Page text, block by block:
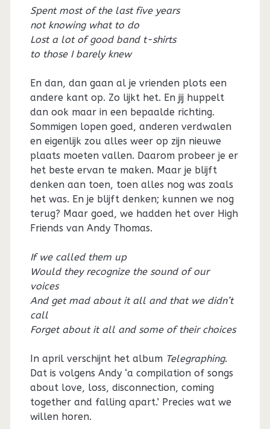
Spent most of the last five years
not knowing what to do
Lost a lot of good band t-shirts
to those I barely knew
En dan, dan gaan al je vrienden plots een
andere kant op. Zo lijkt het. En jij huppelt
dan ook maar in een bepaalde richting.
Sommigen lopen goed, anderen verdwalen
en eigenlijk zou alles weer op zijn nieuwe
plaats moeten vallen. Daarom probeer je er
het beste ervan te maken. Maar je blijft
denken aan toen, toen alles nog was zoals
het was. En je blijft denken; kunnen we nog
terug? Maar goed, we hadden het over High
Friends van Andy Thomas.
If we called them up
Would they recognize the sound of our
voices
And get mad about it all and that we didn’t
call
Forget about it all and some of their choices
In april verschijnt het album Telegraphing.
Dat is volgens Andy ‘a compilation of songs
about love, loss, disconnection, coming
together and falling apart.’ Precies wat we
willen horen.